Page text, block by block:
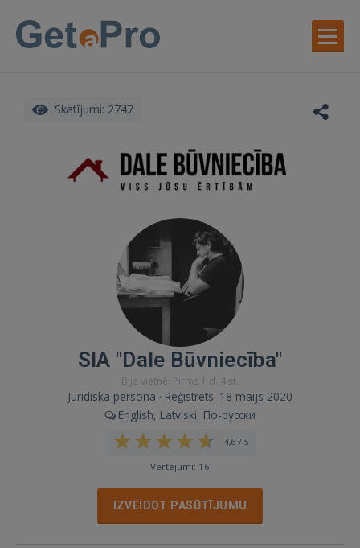
Skatījumi: 2747
SIA "Dale Būvniecība"
Bija vietnē: Pirms 1 d. 4 st.
Juridiska persona · Reģistrēts: 18 maijs 2020
English, Latviski, По-русски
4,6 / 5
Vērtējumi: 16
IZVEIDOT PASŪTĪJUMU